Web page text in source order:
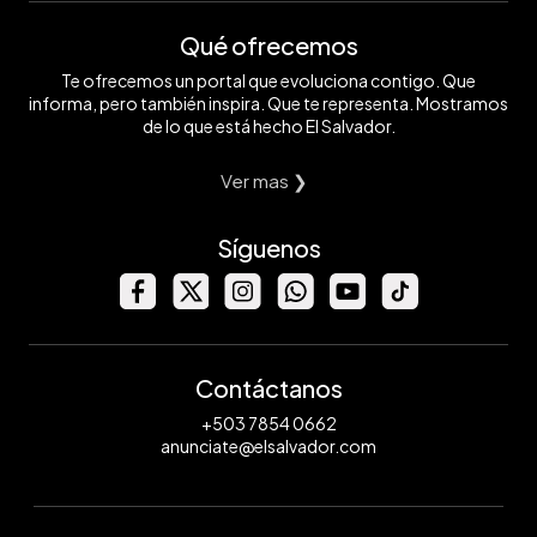
Qué ofrecemos
Te ofrecemos un portal que evoluciona contigo. Que
informa, pero también inspira. Que te representa. Mostramos
de lo que está hecho El Salvador.
Ver mas ❯
Síguenos
Contáctanos
+503 7854 0662
anunciate@elsalvador.com